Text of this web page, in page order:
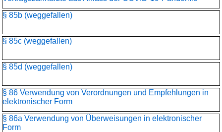
§ 85b (weggefallen)
§ 85c (weggefallen)
§ 85d (weggefallen)
§ 86 Verwendung von Verordnungen und Empfehlungen in
elektronischer Form
§ 86a Verwendung von Überweisungen in elektronischer
Form